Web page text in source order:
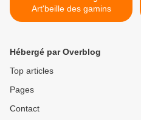
Art'beille des gamins
Hébergé par Overblog
Top articles
Pages
Contact